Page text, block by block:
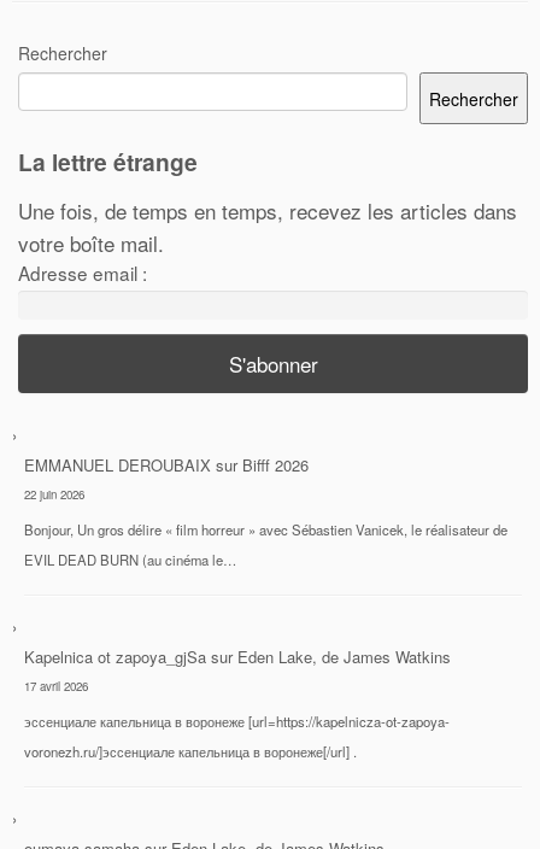
Rechercher
Rechercher
La lettre étrange
Une fois, de temps en temps, recevez les articles dans
votre boîte mail.
Adresse email :
EMMANUEL DEROUBAIX sur Bifff 2026
22 juin 2026
Bonjour, Un gros délire « film horreur » avec Sébastien Vanicek, le réalisateur de
EVIL DEAD BURN (au cinéma le…
Kapelnica ot zapoya_gjSa sur Eden Lake, de James Watkins
17 avril 2026
эссенциале капельница в воронеже [url=https://kapelnicza-ot-zapoya-
voronezh.ru/]эссенциале капельница в воронеже[/url] .